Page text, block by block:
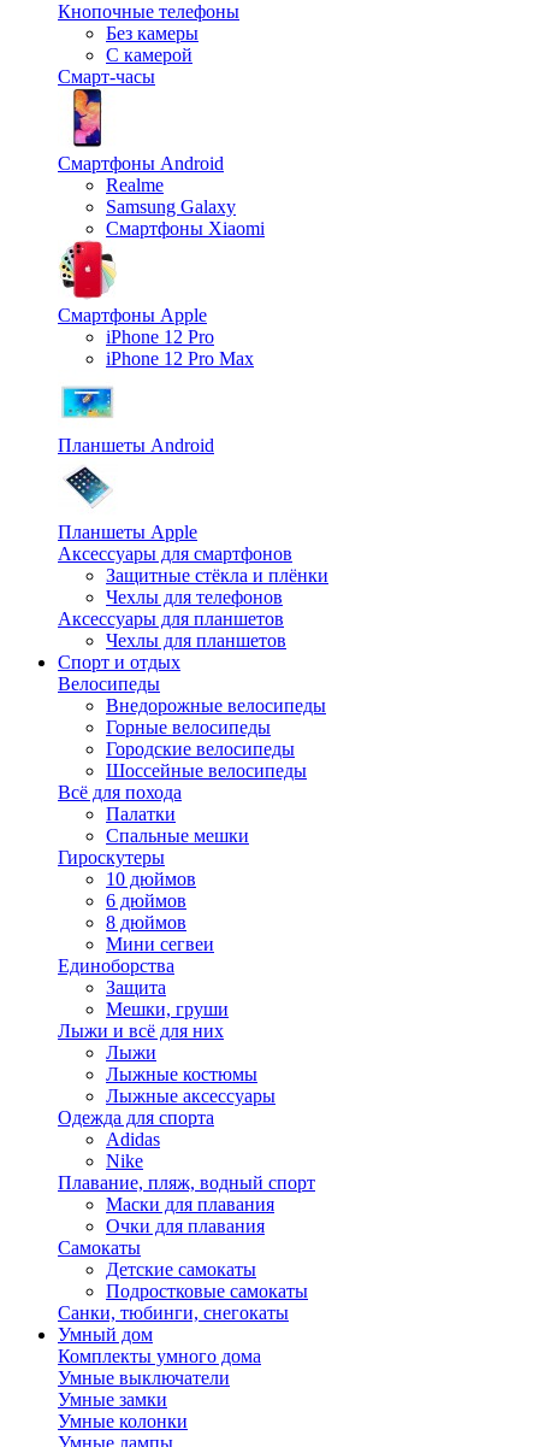
Кнопочные телефоны
Без камеры
С камерой
Смарт-часы
Смартфоны Android
Realme
Samsung Galaxy
Смартфоны Xiaomi
Смартфоны Apple
iPhone 12 Pro
iPhone 12 Pro Max
Планшеты Android
Планшеты Apple
Аксессуары для смартфонов
Защитные стёкла и плёнки
Чехлы для телефонов
Аксессуары для планшетов
Чехлы для планшетов
Спорт и отдых
Велосипеды
Внедорожные велосипеды
Горные велосипеды
Городские велосипеды
Шоссейные велосипеды
Всё для похода
Палатки
Спальные мешки
Гироскутеры
10 дюймов
6 дюймов
8 дюймов
Мини сегвеи
Единоборства
Защита
Мешки, груши
Лыжи и всё для них
Лыжи
Лыжные костюмы
Лыжные аксессуары
Одежда для спорта
Adidas
Nike
Плавание, пляж, водный спорт
Маски для плавания
Очки для плавания
Самокаты
Детские самокаты
Подростковые самокаты
Санки, тюбинги, снегокаты
Умный дом
Комплекты умного дома
Умные выключатели
Умные замки
Умные колонки
Умные лампы